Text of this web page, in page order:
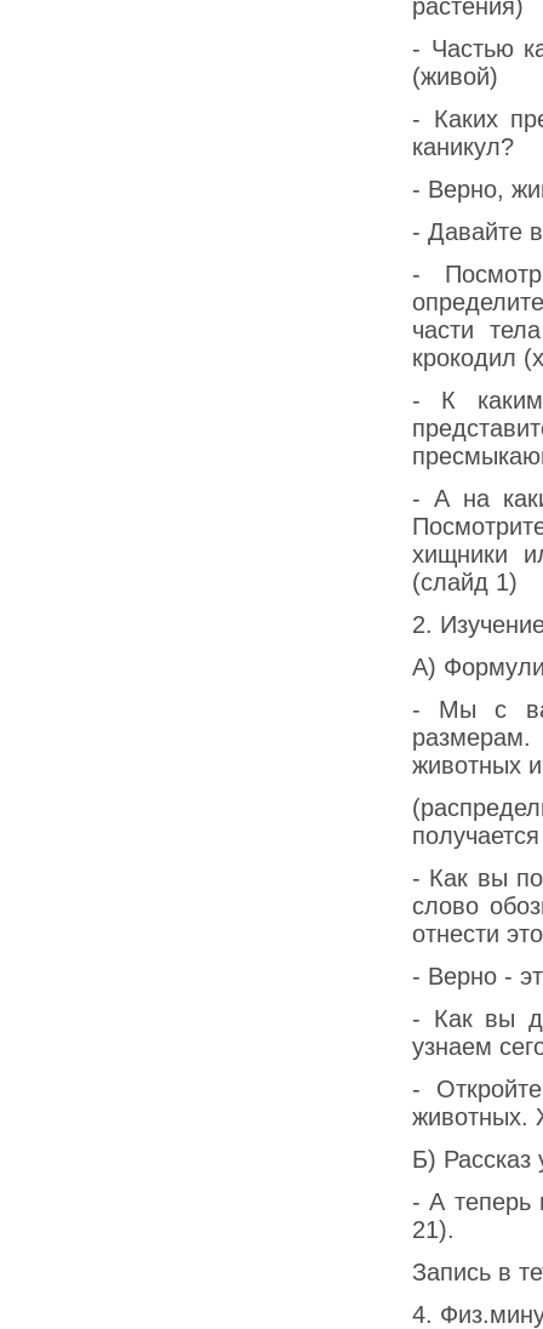
растения)
- Частью
(живой)
- Каких
каникул?
- Верно,
- Давайте
-
части
крокодил
- К каким
- А на
хищники
(слайд 1)
2.
А)
- Мы с
животных
- Как вы
слово
отнести
- Верно -
- Как вы
узнаем
-
животных.
Б) Рассказ
- А теперь
21).
Запись в
4.